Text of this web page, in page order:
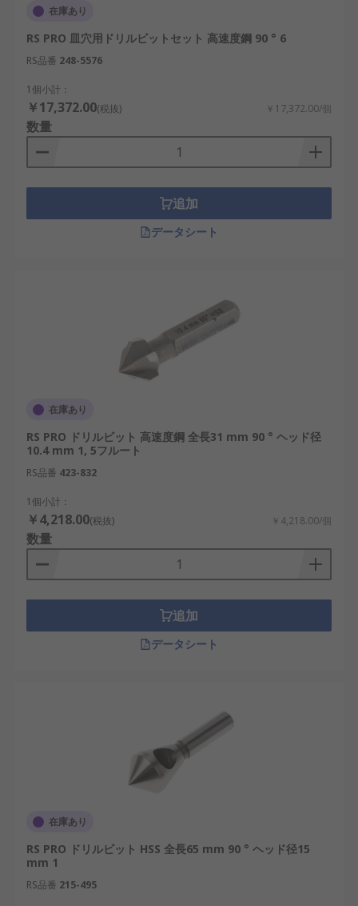
皿頭ねじに適した座面を形成します。 6 種類
の切断角度に対応した皿穴カッターが用意さ
れていますが、最も一般的なものは 82 ° およ
び 90 ° です。 皿座ぐりカッターの溝の数もさ
まざまです。
シングル溝付き：マルチ溝付きよりもチャタ
リングや機械的振動が少なく、汎用面取り用
の小さな穴での使用に最適です。 面取りおよ
びバリ取り これは、機械での使用、および高
速で動作する場合の軽量ポータブル作業向け
ル用途で使用されます。 このカウンターシン
クの設計は、良好なセンタリング能力を備え
4 つの溝付き：これらは優れたラジアルリリー
5 溝型：頑丈な設計で、溝の数が異状なため、
溝が割れにくくなっています
適です
これらの皿穴カッタードリルビットは HSS （高速度
鋼）製で、硬度を維持しながら高温に耐えられま
す。
在庫あり
RS PRO 皿穴用ドリルビットセット 高速度鋼 90 ° 6
RS品番 248-5576
1個小計：
￥17,372.00(税抜) ￥17,372.00/個
数量
追加
データシート
在庫あり
RS PRO ドリルビット 高速度鋼 全長31 mm 90 ° ヘッド径
10.4 mm 1, 5フルート
RS品番 423-832
1個小計：
￥4,218.00(税抜) ￥4,218.00/個
数量
追加
データシート
在庫あり
RS PRO ドリルビット HSS 全長65 mm 90 ° ヘッド径15
mm 1
RS品番 215-495